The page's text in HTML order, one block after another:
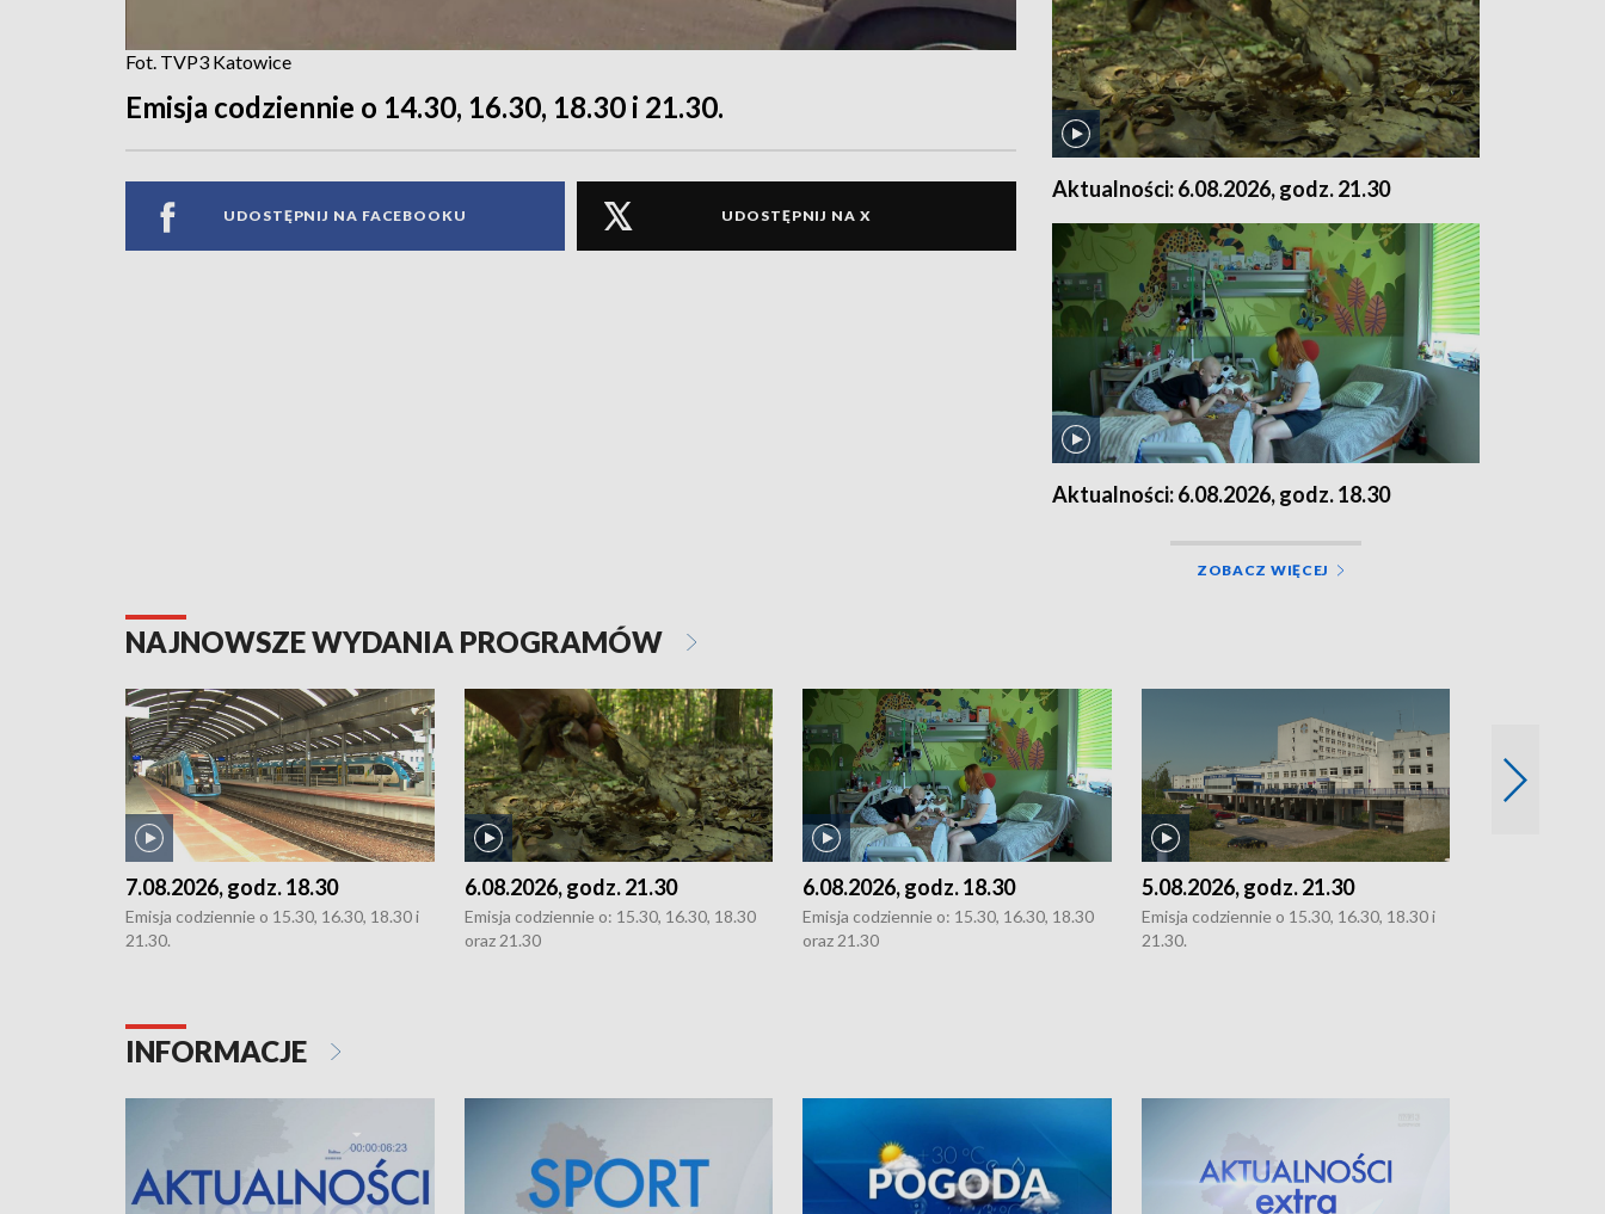
Fot. TVP3 Katowice
Emisja codziennie o 14.30, 16.30, 18.30 i 21.30.
UDOSTĘPNIJ NA FACEBOOKU UDOSTĘPNIJ NA X
Aktualności: 6.08.2026, godz. 21.30
Aktualności: 6.08.2026, godz. 18.30
ZOBACZ WIĘCEJ
NAJNOWSZE WYDANIA PROGRAMÓW
7.08.2026, godz. 18.30
Emisja codziennie o 15.30, 16.30, 18.30 i
21.30.
6.08.2026, godz. 21.30
Emisja codziennie o: 15.30, 16.30, 18.30
oraz 21.30
6.08.2026, godz. 18.30
Emisja codziennie o: 15.30, 16.30, 18.30
oraz 21.30
5.08.2026, godz. 21.30
Emisja codziennie o 15.30, 16.30, 18.30 i
21.30.
INFORMACJE